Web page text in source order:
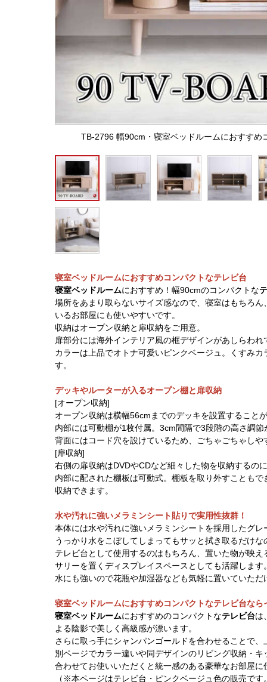
TB-2796 幅90cm・寝室ベッドルームにおすす
寝室ベッドルームにおすすめコンパクトなテレビ台
寝室ベッドルームにおすすめ！幅90cmのコンパクトな
場所をあまり取らないサイズ感なので、寝室はもちろ
いるお部屋にも使いやすいです。
収納はオープン収納と扉収納をご用意。
扉部分には海外インテリア風の框デザインがあしらわ
カラーは上品でオトナ可愛いピンクベージュ。くすみ
す。
デッキやルーターが入るオープン棚と扉収納
[オープン収納]
オープン収納は横幅56cmまでのデッキを設置すること
内部には可動棚が1枚付属。3cm間隔で3段階の高さ調
背面にはコード穴を設けているため、ごちゃごちゃし
[扉収納]
右側の扉収納はDVDやCDなど細々した物を収納するの
内部に配された棚板は可動式。棚板を取り外すことも
収納できます。
水や汚れに強いメラミンシート貼りで実用性抜群！
本体には水や汚れに強いメラミンシートを採用したグレ
うっかり水をこぼしてしまってもサッと拭き取るだけ
テレビ台として使用するのはもちろん、置いた物が映
サリーを置くディスプレイスペースとしても活躍します
水にも強いので花瓶や加湿器なども気軽に置いていただ
寝室ベッドルームにおすすめコンパクトなテレビ台なら
寝室ベッドルームにおすすめのコンパクトなテレビ台は
よる陰影で美しく高級感が漂います。
さらに取っ手にシャンパンゴールドを合わせることで
別ページでカラー違いや同デザインのリビング収納・
合わせてお使いいただくと統一感のある豪華なお部屋に
（※本ページはテレビ台・ピンクベージュ色の販売です